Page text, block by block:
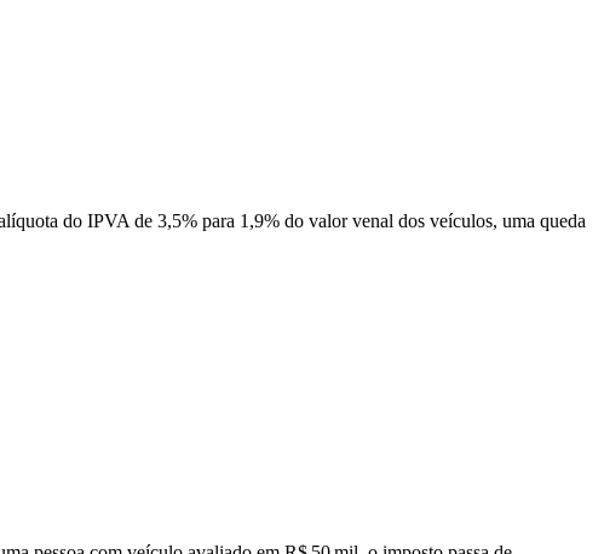
do IPVA de 3,5% para 1,9% do valor venal dos veículos, uma queda